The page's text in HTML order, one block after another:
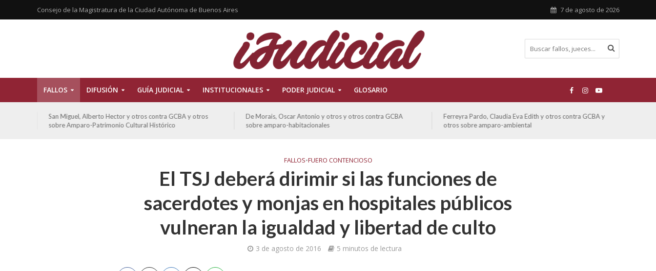
Consejo de la Magistratura de la Ciudad Autónoma de Buenos Aires 7 de agosto de 2026
FALLOS DIFUSIÓN GUÍA JUDICIAL INSTITUCIONALES PODER JUDICIAL GLOSARIO
San Miguel, Alberto Hector y otros contra GCBA y otros
sobre Amparo-Patrimonio Cultural Histórico
De Morais, Oscar Antonio y otros y otros contra GCBA
sobre amparo-habitacionales
Ferreyra Pardo, Claudia Eva Edith y otros contra GCBA y
otros sobre amparo-ambiental
FALLOS•FUERO CONTENCIOSO
El TSJ deberá dirimir si las funciones de
sacerdotes y monjas en hospitales públicos
vulneran la igualdad y libertad de culto
3 de agosto de 2016 5 minutos de lectura